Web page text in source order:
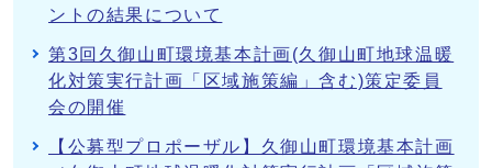
ントの結果について
第3回久御山町環境基本計画(久御山町地球温暖
化対策実行計画「区域施策編」含む)策定委員
会の開催
【公募型プロポーザル】久御山町環境基本計画